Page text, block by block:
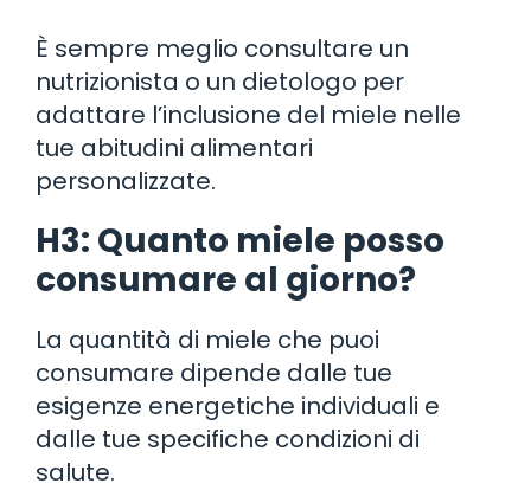
È sempre meglio consultare un
nutrizionista o un dietologo per
adattare l’inclusione del miele nelle
tue abitudini alimentari
personalizzate.
H3: Quanto miele posso
consumare al giorno?
La quantità di miele che puoi
consumare dipende dalle tue
esigenze energetiche individuali e
dalle tue specifiche condizioni di
salute.